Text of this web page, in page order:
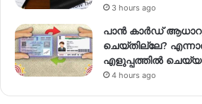
3 hours ago
പാൻ കാർഡ്
ചെയ്തില്ലേ?
എളുപ്പത്തിൽ
4 hours ago